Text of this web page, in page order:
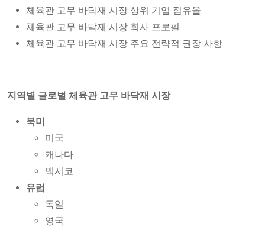
체육관 고무 바닥재 시장 상위 기업 점유율
체육관 고무 바닥재 시장 회사 프로필
체육관 고무 바닥재 시장 주요 전략적 권장 사항
지역별 글로벌 체육관 고무 바닥재 시장
북미
미국
캐나다
멕시코
유럽
독일
영국